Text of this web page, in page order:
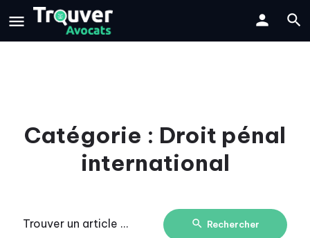
Catégorie : Droit pénal
international
Rechercher